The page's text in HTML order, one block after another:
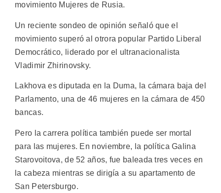
movimiento Mujeres de Rusia.
Un reciente sondeo de opinión señaló que el
movimiento superó al otrora popular Partido Liberal
Democrático, liderado por el ultranacionalista
Vladimir Zhirinovsky.
Lakhova es diputada en la Duma, la cámara baja del
Parlamento, una de 46 mujeres en la cámara de 450
bancas.
Pero la carrera política también puede ser mortal
para las mujeres. En noviembre, la política Galina
Starovoitova, de 52 años, fue baleada tres veces en
la cabeza mientras se dirigía a su apartamento de
San Petersburgo.